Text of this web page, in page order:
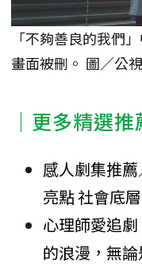
「不夠善良的我們
畫面被刪。 圖／公
│更多精選
感人劇集推
亮點 社會底
心理師愛追
的浪漫，無